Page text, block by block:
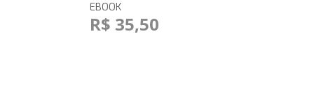
EBOOK
R$ 35,50